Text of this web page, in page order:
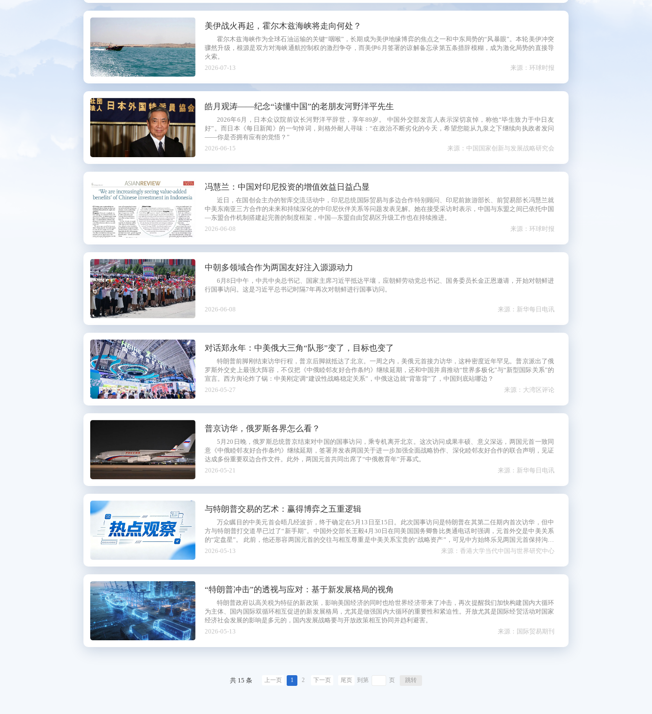
美伊战火再起，霍尔木兹海峡将走向何处？
霍尔木兹海峡作为全球石油运输的关键“咽喉”，长期成为美伊地缘博弈的焦点之一和中东局势的“风暴眼”。本轮美伊冲突
骤然升级，根源是双方对海峡通航控制权的激烈争夺，而美伊6月签署的谅解备忘录第五条措辞模糊，成为激化局势的直接导
火索。
2026-07-13
来源：环球时报
皓月观涛——纪念“读懂中国”的老朋友河野洋平先生
2026年6月，日本众议院前议长河野洋平辞世，享年89岁。 中国外交部发言人表示深切哀悼，称他“毕生致力于中日友
好”。而日本《每日新闻》的一句悼词，则格外耐人寻味：“在政治不断劣化的今天，希望您能从九泉之下继续向执政者发问
——你是否拥有应有的觉悟？”
2026-06-15
来源：中国国家创新与发展战略研究会
冯慧兰：中国对印尼投资的增值效益日益凸显
近日，在国创会主办的智库交流活动中，印尼总统国际贸易与多边合作特别顾问、印尼前旅游部长、前贸易部长冯慧兰就
中美东南亚三方合作的未来和持续深化的中印尼伙伴关系等问题发表见解。她在接受采访时表示，中国与东盟之间已依托中国
—东盟合作机制搭建起完善的制度框架，中国—东盟自由贸易区升级工作也在持续推进。
2026-06-08
来源：环球时报
中朝多领域合作为两国友好注入源源动力
6月8日中午，中共中央总书记、国家主席习近平抵达平壤，应朝鲜劳动党总书记、国务委员长金正恩邀请，开始对朝鲜进
行国事访问。这是习近平总书记时隔7年再次对朝鲜进行国事访问。
2026-06-08 来源：新华每日电讯
对话郑永年：中美俄大三角“队形”变了，目标也变了
特朗普前脚刚结束访华行程，普京后脚就抵达了北京。一周之内，美俄元首接力访华，这种密度近年罕见。普京派出了俄
罗斯外交史上最强大阵容，不仅把《中俄睦邻友好合作条约》继续延期，还和中国并肩推动“世界多极化”与“新型国际关系”的
宣言。西方舆论炸了锅：中美刚定调“建设性战略稳定关系”，中俄这边就“背靠背”了，中国到底站哪边？
2026-05-27
来源：大湾区评论
普京访华，俄罗斯各界怎么看？
5月20日晚，俄罗斯总统普京结束对中国的国事访问，乘专机离开北京。这次访问成果丰硕、意义深远，两国元首一致同
意《中俄睦邻友好合作条约》继续延期，签署并发表两国关于进一步加强全面战略协作、深化睦邻友好合作的联合声明，见证
达成多份重要双边合作文件。此外，两国元首共同出席了“中俄教育年”开幕式。
2026-05-21
来源：新华每日电讯
与特朗普交易的艺术：赢得博弈之五重逻辑
万众瞩目的中美元首会晤几经波折，终于确定在5月13日至15日。此次国事访问是特朗普在其第二任期内首次访华，但中
方与特朗普打交道早已过了“新手期”。中国外交部长王毅4月30日在同美国国务卿鲁比奥通电话时强调，元首外交是中美关系
的“定盘星”。 此前，他还形容两国元首的交往与相互尊重是中美关系宝贵的“战略资产”，可见中方始终乐见两国元首保持沟通
与往来。对中国至关重要的是，面对特朗普这样一位独树一帜的领导人，与其博弈如何展开，人们又应从中期待什么？
2026-05-13 来源：香港大学当代中国与世界研究中心
“特朗普冲击”的透视与应对：基于新发展格局的视角
特朗普政府以高关税为特征的新政策，影响美国经济的同时也给世界经济带来了冲击，再次提醒我们加快构建国内大循环
为主体、国内国际双循环相互促进的新发展格局，尤其是做强国内大循环的重要性和紧迫性。开放尤其是国际经贸活动对国家
经济社会发展的影响是多元的，国内发展战略要与开放政策相互协同并趋利避害。
2026-05-13
来源：国际贸易期刊
共 15 条 上一页 1 2 下一页 尾页 到第 页 跳转